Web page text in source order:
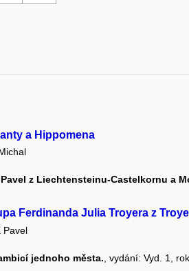
a Hippomena
z Liechtensteinu-Castelkornu a
Ferdinanda Julia Troyera z
Pavel
jednoho města. , vydání: Vyd. 1,